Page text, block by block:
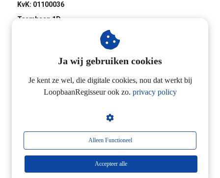
KvK: 01100036
Trambaan 1D
Industrieweg 2D
3433 NL Nieuwegein
06-24257923
Ja wij gebruiken cookies
Je kent ze wel, die digitale cookies, nou dat werkt bij
LoopbaanRegisseur ook zo. privacy policy
Alleen Functioneel
Accepteer alle